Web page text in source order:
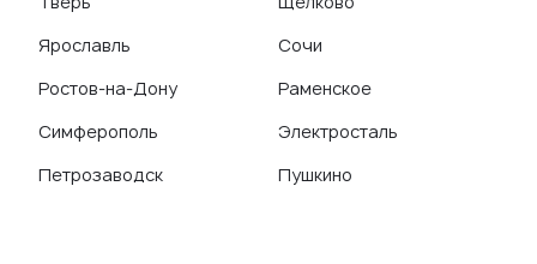
Ярославль
Ростов-на-Дону
Симферополь
Петрозаводск
Сочи
Раменское
Электросталь
Пушкино